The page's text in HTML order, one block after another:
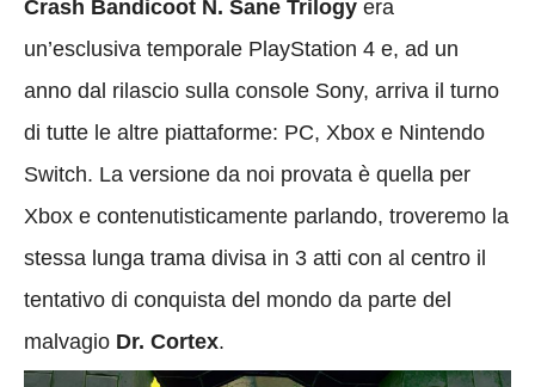
Crash Bandicoot N. Sane Trilogy era
un’esclusiva temporale PlayStation 4 e, ad un
anno dal rilascio sulla console Sony, arriva il turno
di tutte le altre piattaforme: PC, Xbox e Nintendo
Switch. La versione da noi provata è quella per
Xbox e contenutisticamente parlando, troveremo la
stessa lunga trama divisa in 3 atti con al centro il
tentativo di conquista del mondo da parte del
malvagio Dr. Cortex.